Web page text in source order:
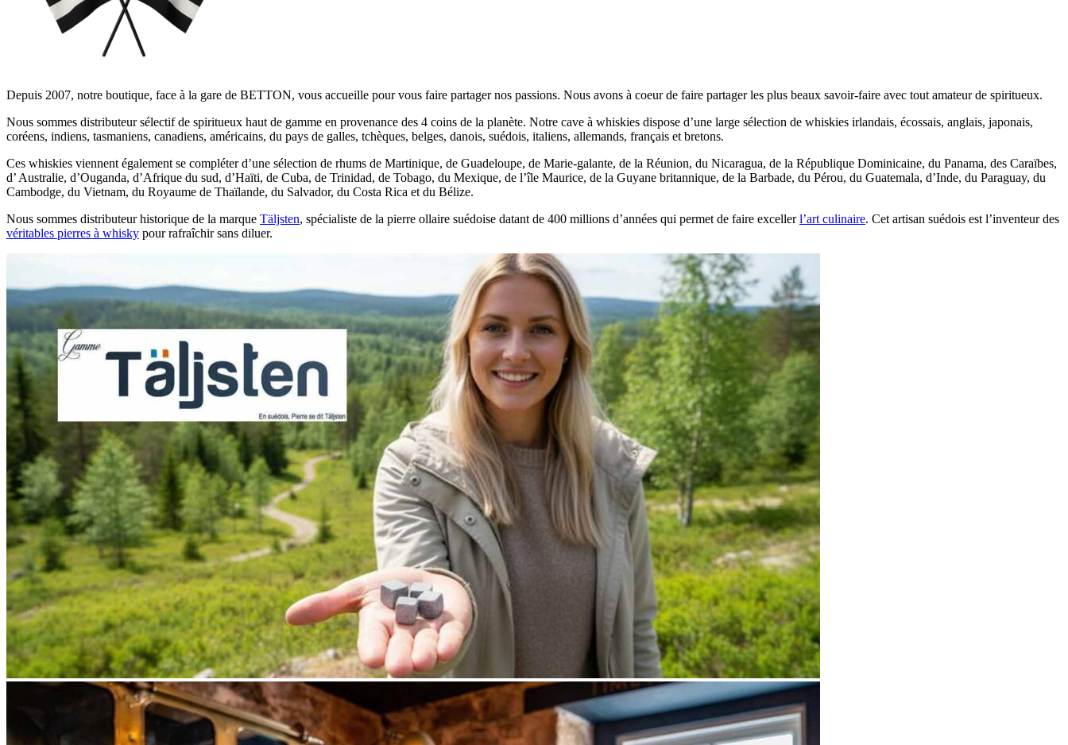
Depuis 2007, notre boutique, face à la gare de BETTON, vous accueille pour vous faire partager nos passions. Nous avons à coeur de faire partager les plus beaux savoir-faire avec tout amateur de spiritueux.
Nous sommes distributeur sélectif de spiritueux haut de gamme en provenance des 4 coins de la planète. Notre cave à whiskies dispose d’une large sélection de whiskies irlandais, écossais, anglais, japonais,
coréens, indiens, tasmaniens, canadiens, américains, du pays de galles, tchèques, belges, danois, suédois, italiens, allemands, français et bretons.
Ces whiskies viennent également se compléter d’une sélection de rhums de Martinique, de Guadeloupe, de Marie-galante, de la Réunion, du Nicaragua, de la République Dominicaine, du Panama, des Caraïbes,
d’ Australie, d’Ouganda, d’Afrique du sud, d’Haïti, de Cuba, de Trinidad, de Tobago, du Mexique, de l’île Maurice, de la Guyane britannique, de la Barbade, du Pérou, du Guatemala, d’Inde, du Paraguay, du
Cambodge, du Vietnam, du Royaume de Thaïlande, du Salvador, du Costa Rica et du Bélize.
Nous sommes distributeur historique de la marque Täljsten, spécialiste de la pierre ollaire suédoise datant de 400 millions d’années qui permet de faire excellerl’art culinaire. Cet artisan suédois est l’inventeur des
véritables pierres à whisky pour rafraîchir sans diluer.